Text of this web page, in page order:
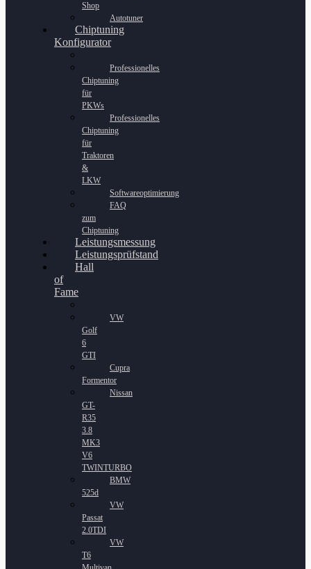
Shop
Autotuner
Chiptuning
Konfigurator
Professionelles
Chiptuning
für
PKWs
Professionelles
Chiptuning
für
Traktoren
&
LKW
Softwareoptimierung
FAQ
zum
Chiptuning
Leistungsmessung
Leistungsprüfstand
Hall
of
Fame
VW
Golf
6
GTI
Cupra
Formentor
Nissan
GT-
R35
3.8
MK3
V6
TWINTURBO
BMW
525d
VW
Passat
2.0TDI
VW
T6